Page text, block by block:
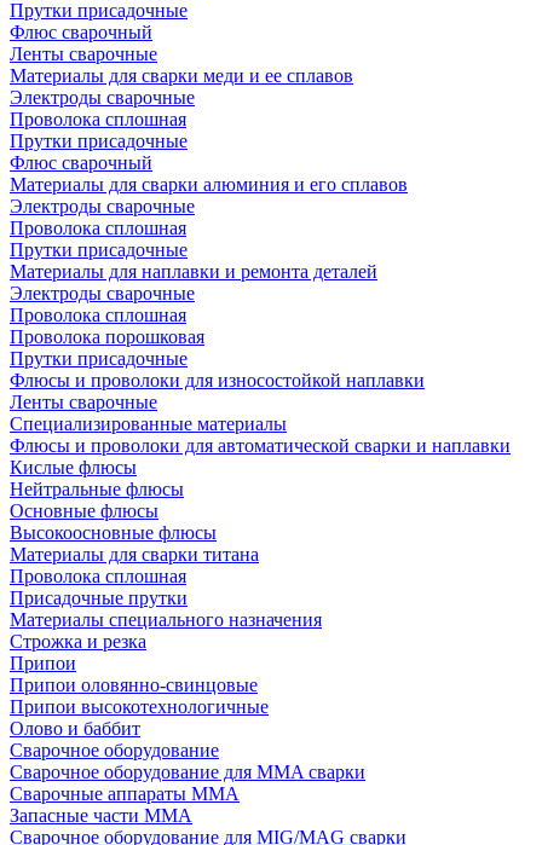
Прутки присадочные
Флюс сварочный
Ленты сварочные
Материалы для сварки меди и ее сплавов
Электроды сварочные
Проволока сплошная
Прутки присадочные
Флюс сварочный
Материалы для сварки алюминия и его сплавов
Электроды сварочные
Проволока сплошная
Прутки присадочные
Материалы для наплавки и ремонта деталей
Электроды сварочные
Проволока сплошная
Проволока порошковая
Прутки присадочные
Флюсы и проволоки для износостойкой наплавки
Ленты сварочные
Специализированные материалы
Флюсы и проволоки для автоматической сварки и наплавки
Кислые флюсы
Нейтральные флюсы
Основные флюсы
Высокоосновные флюсы
Материалы для сварки титана
Проволока сплошная
Присадочные прутки
Материалы специального назначения
Строжка и резка
Припои
Припои оловянно-свинцовые
Припои высокотехнологичные
Олово и баббит
Сварочное оборудование
Сварочное оборудование для MMA сварки
Сварочные аппараты MMA
Запасные части MMA
Сварочное оборудование для MIG/MAG сварки